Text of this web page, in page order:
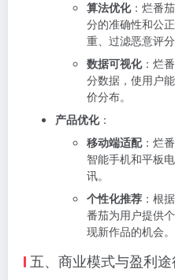
算法优化：烂番
分的准确性和公
重、过滤恶意评
数据可视化：烂
分数据，使用户
价分布。
产品优化：
移动端适配：烂
智能手机和平板
讯。
个性化推荐 ：根
番茄为用户提供
现新作品的机会。
五、商业模式与盈利途